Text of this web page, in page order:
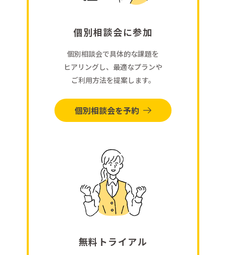
個別相談会に参加
個別相談会で具体的な課題を
ヒアリングし、最適なプランや
ご利用方法を提案します。
個別相談会を予約
無料トライアル